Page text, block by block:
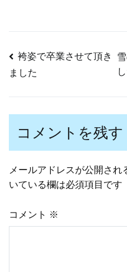
投
ナ
ビ
ゲ
袴姿で卒業させて頂き
ました
コメントを残す
メールアドレスが公開され
いている欄は必須項目です
コメント ※